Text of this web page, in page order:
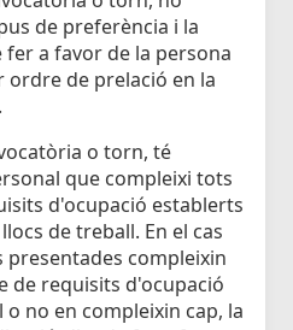
de preferència i la
a favor de la persona
de prelació en la
o torn, té
que compleixi tots
d'ocupació establerts
de treball. En el cas
presentades compleixin
de requisits d'ocupació
no en compleixin cap, la